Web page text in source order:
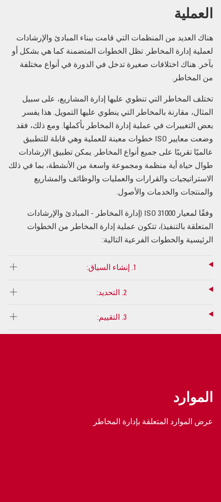
العملية
هناك العديد من المنظمات التي قامت ببناء المبادئ والإرشادات
لعملية إدارة المخاطر. تظل الخطوات المتضمنة كما هي بشكل أو
بآخر. هناك اختلافات صغيرة تدخل في الدورة في أنواع مختلفة
من المخاطر.
تختلف المخاطر التي تنطوي عليها إدارة المشاريع، على سبيل
المثال، مقارنة بالمخاطر التي ينطوي عليها التمويل. هذا يفسر
بعض التغييرات في عملية إدارة المخاطر بأكملها. ومع ذلك، فقد
وضعت معايير ISO خطوات معينة للعملية وهي قابلة للتطبيق
عالميًا تقريبًا على جميع أنواع المخاطر. يمكن تطبيق الإرشادات
طوال حياة أية منظمة ومجموعة واسعة من الأنشطة، بما في ذلك
الاستراتيجيات والقرارات والعمليات والوظائف والمشاريع
والمنتجات والخدمات والأصول.
وفقًا لمعيار ISO 31000 (إدارة المخاطر - المبادئ والإرشادات
المتعلقة بالتنفيذ)، تتكون عملية إدارة المخاطر من الخطوات
الرئيسية والخطوات الفرعية التالية:
1. إنشاء السياق:
2. التحديد:
3. التقييم:
الموارد
عرض الموارد المتعلقة بإدارة المخاطر